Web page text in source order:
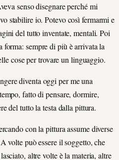
senso disegnare perché mi
stabilire io. Potevo così fermarmi e
del tutto inventate, mentali. Poi
forma: sempre di più è arrivata la
cose per trovare un linguaggio.
diventa oggi per me una
fatto di pensare, dormire,
del tutto la testa dalla pittura.
con la pittura assume diverse
volte può essere il soggetto, che
altre volte è la materia, altre